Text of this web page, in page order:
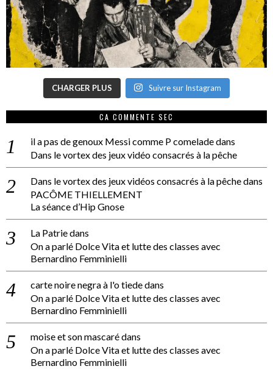
CHARGER PLUS Suivre sur Instagram
CA COMMENTE SEC
il a pas de genoux Messi comme P comeladedans
Dans le vortex des jeux vidéo consacrés à la pêche
Dans le vortex des jeux vidéos consacrés à la pêchedans
PACÔME THIELLEMENT
La séance d’Hip Gnose
La Patriedans
On a parlé Dolce Vita et lutte des classes avec
Bernardino Femminielli
carte noire negra à l'o tiededans
On a parlé Dolce Vita et lutte des classes avec
Bernardino Femminielli
moise et son mascarédans
On a parlé Dolce Vita et lutte des classes avec
Bernardino Femminielli